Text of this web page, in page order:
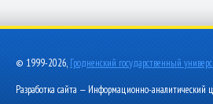
© 1999-2026, Гродненский государственный
Разработка сайта — Информационно-аналитический